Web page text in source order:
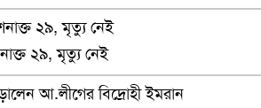
বিশ্বকাপের শিরোপা ঘরে তুলল ভারত
২৯, মৃত্যু নেই